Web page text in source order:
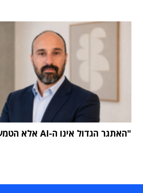
"האתגר הגדול אינו ה-AI אלא הטמעתה בארגון"